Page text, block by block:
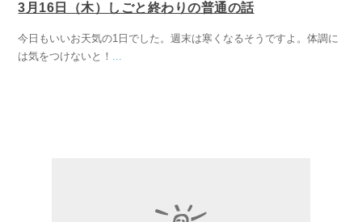
3月16日（木）しごと終わりの普通の話
今日もいいお天気の1日でした。週末は寒くなるそうですよ。体調に
は気をつけないと！ ...